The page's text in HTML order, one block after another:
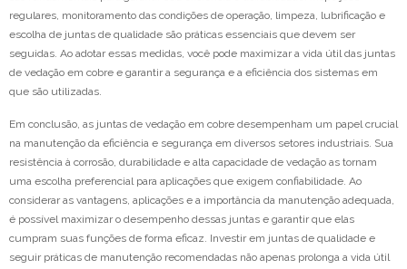
regulares, monitoramento das condições de operação, limpeza, lubrificação e
escolha de juntas de qualidade são práticas essenciais que devem ser
seguidas. Ao adotar essas medidas, você pode maximizar a vida útil das juntas
de vedação em cobre e garantir a segurança e a eficiência dos sistemas em
que são utilizadas.
Em conclusão, as juntas de vedação em cobre desempenham um papel crucial
na manutenção da eficiência e segurança em diversos setores industriais. Sua
resistência à corrosão, durabilidade e alta capacidade de vedação as tornam
uma escolha preferencial para aplicações que exigem confiabilidade. Ao
considerar as vantagens, aplicações e a importância da manutenção adequada,
é possível maximizar o desempenho dessas juntas e garantir que elas
cumpram suas funções de forma eficaz. Investir em juntas de qualidade e
seguir práticas de manutenção recomendadas não apenas prolonga a vida útil